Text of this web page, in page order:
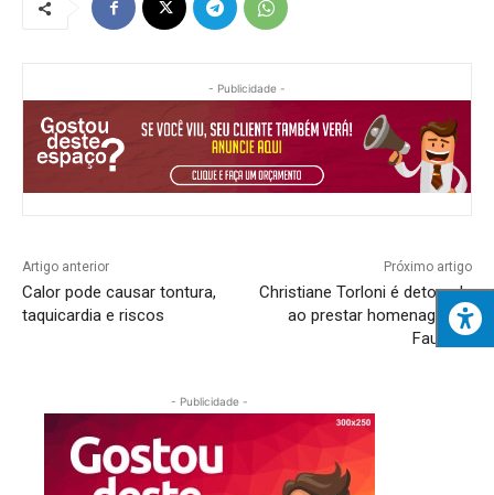
- Publicidade -
Artigo anterior
Calor pode causar tontura,
taquicardia e riscos
Próximo artigo
Christiane Torloni é detonada
ao prestar homenagem a
Faustão
- Publicidade -